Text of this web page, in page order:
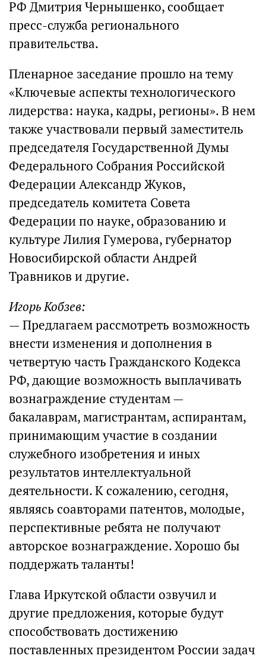
РФ Дмитрия Чернышенко, сообщает
пресс-служба регионального
правительства.
Пленарное заседание прошло на тему
«Ключевые аспекты технологического
лидерства: наука, кадры, регионы». В нем
также участвовали первый заместитель
председателя Государственной Думы
Федерального Собрания Российской
Федерации Александр Жуков,
председатель комитета Совета
Федерации по науке, образованию и
культуре Лилия Гумерова, губернатор
Новосибирской области Андрей
Травников и другие.
Игорь Кобзев:
— Предлагаем рассмотреть возможность
внести изменения и дополнения в
четвертую часть Гражданского Кодекса
РФ, дающие возможность выплачивать
вознаграждение студентам —
бакалаврам, магистрантам, аспирантам,
принимающим участие в создании
служебного изобретения и иных
результатов интеллектуальной
деятельности. К сожалению, сегодня,
являясь соавторами патентов, молодые,
перспективные ребята не получают
авторское вознаграждение. Хорошо бы
поддержать таланты!
Глава Иркутской области озвучил и
другие предложения, которые будут
способствовать достижению
поставленных президентом России задач